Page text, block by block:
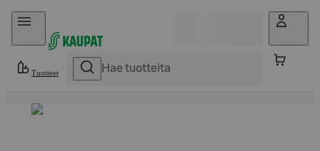
Hyppää sisältöön
Tuotteet